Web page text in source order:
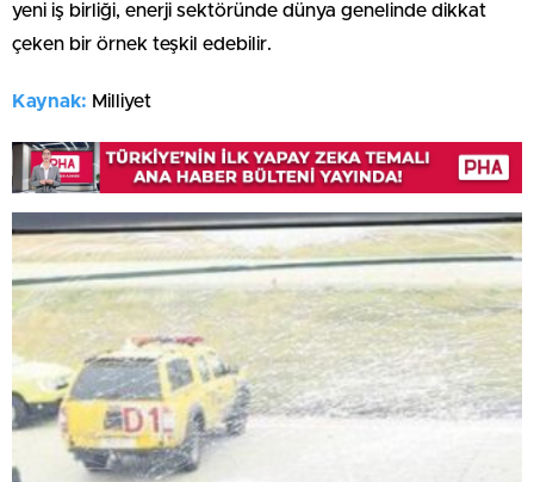
yeni iş birliği, enerji sektöründe dünya genelinde dikkat
çeken bir örnek teşkil edebilir.
Kaynak: Milliyet